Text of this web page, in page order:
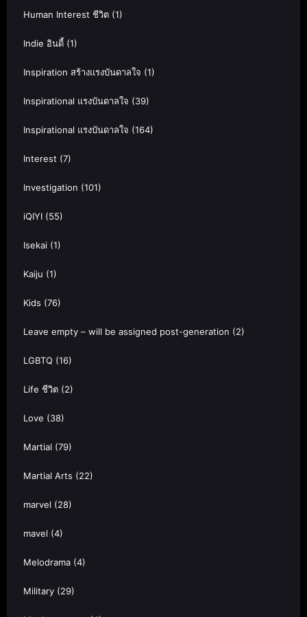
Human Interest ชีวิต (1)
Indie อินดี้ (1)
Inspiration สร้างแรงบันดาลใจ (1)
Inspirational แรงบันดาลใจ (39)
Inspirational แรงบันดาลใจ (164)
Interest (7)
Investigation (101)
iQIYI (55)
Isekai (1)
Kaiju (1)
Kids (76)
Leave empty – will be assigned post-generation (2)
LGBTQ (16)
Life ชีวิต (2)
Love (38)
Martial (79)
Martial Arts (22)
marvel (28)
mavel (4)
Melodrama (4)
Military (29)